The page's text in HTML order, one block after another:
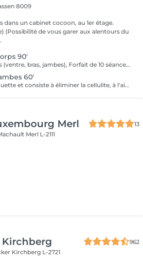
8009
dans un cabinet cocoon, au 1er étage.
90'
Madérotherapie corps (ventre, bras, jambes), Forfait de 10 séances + 1 offerte Recommandé pour votre challenge minceur et anti-cellulite. (Ce type de massage est puissant, revigorant, et dynamique) Attention: ce massage ne convient pas aux femmes enceintes, aux personnes aux personnes ayant des problèmes cardiaque, troubles circulatoires graves aigües, infections cutanées, insuffisance rénale, pathologique lourde.
60'
Soin qui affine la silhouette et consiste à éliminer la cellulite, à l'aide du bois de hêtre. ( Ce soin est recommandé sur plusieurs séances)
Merl
13
Merl L-2111
Kirchberg
962
Kirchberg L-2721